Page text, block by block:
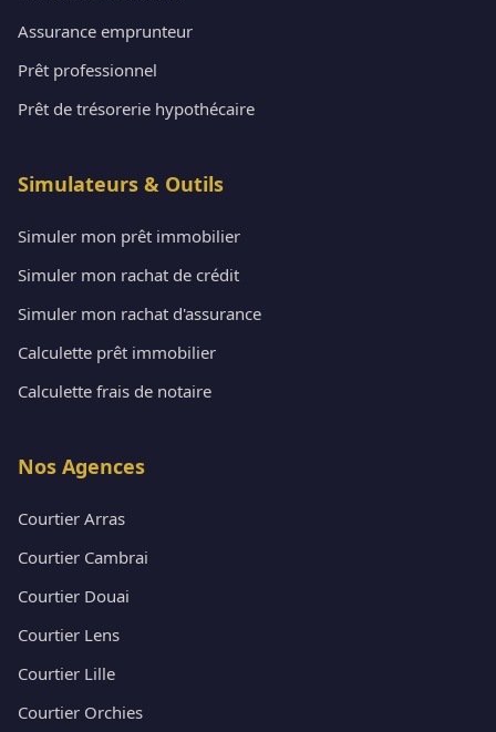
Assurance emprunteur
Prêt professionnel
Prêt de trésorerie hypothécaire
Simulateurs & Outils
Simuler mon prêt immobilier
Simuler mon rachat de crédit
Simuler mon rachat d'assurance
Calculette prêt immobilier
Calculette frais de notaire
Nos Agences
Courtier Arras
Courtier Cambrai
Courtier Douai
Courtier Lens
Courtier Lille
Courtier Orchies